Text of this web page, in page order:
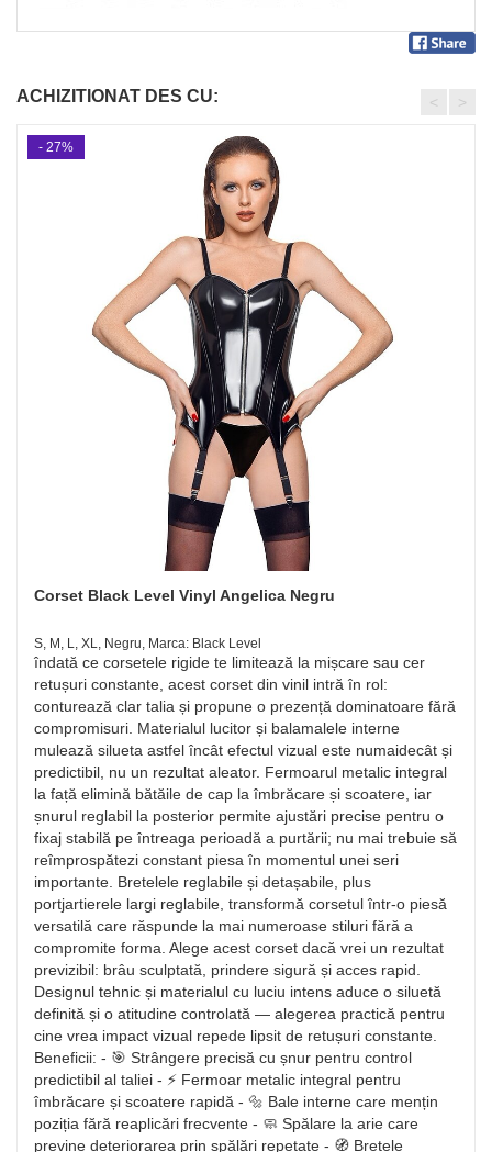
ACHIZITIONAT DES CU:
Corset Black Level Vinyl Angelica Negru
S, M, L, XL, Negru, Marca: Black Level
îndată ce corsetele rigide te limitează la mișcare sau cer
retușuri constante, acest corset din vinil intră în rol:
conturează clar talia și propune o prezență dominatoare fără
compromisuri. Materialul lucitor și balamalele interne
mulează silueta astfel încât efectul vizual este numaidecât și
predictibil, nu un rezultat aleator. Fermoarul metalic integral
la față elimină bătăile de cap la îmbrăcare și scoatere, iar
șnurul reglabil la posterior permite ajustări precise pentru o
fixaj stabilă pe întreaga perioadă a purtării; nu mai trebuie să
reîmprospătezi constant piesa în momentul unei seri
importante. Bretelele reglabile și detașabile, plus
portjartierele largi reglabile, transformă corsetul într-o piesă
versatilă care răspunde la mai numeroase stiluri fără a
compromite forma. Alege acest corset dacă vrei un rezultat
previzibil: brâu sculptată, prindere sigură și acces rapid.
Designul tehnic și materialul cu luciu intens aduce o siluetă
definită și o atitudine controlată — alegerea practică pentru
cine vrea impact vizual repede lipsit de retușuri constante.
Beneficii: - 🎯 Strângere precisă cu șnur pentru control
predictibil al taliei - ⚡ Fermoar metalic integral pentru
îmbrăcare și scoatere rapidă - 🔩 Bale interne care mențin
poziția fără reaplicări frecvente - 🧼 Spălare la arie care
previne deteriorarea prin spălări repetate - 🧭 Bretele
- 27%
< >